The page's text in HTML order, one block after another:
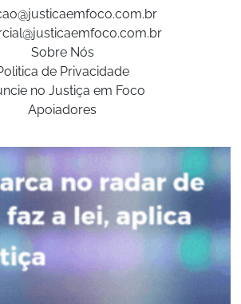
Sobre Nós
de Privacidade
no Justiça em Foco
Apoiadores